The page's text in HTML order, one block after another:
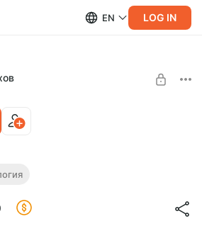
EN LOG IN
хейт (и что с ним
Ильяхова